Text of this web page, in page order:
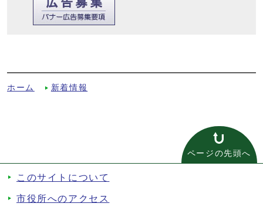
ホーム 新着情報
ページの先頭へ
このサイトについて
市役所へのアクセス